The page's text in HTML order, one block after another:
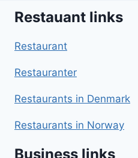
Restauant links
Restaurant
Restauranter
Restaurants in Denmark
Restaurants in Norway
Business links